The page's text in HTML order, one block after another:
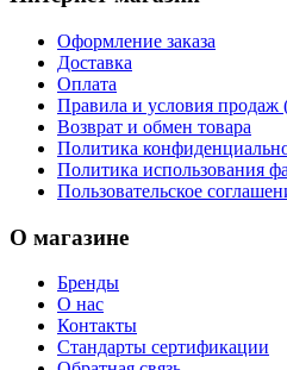
Оформление заказа
Доставка
Оплата
Правила и условия продаж
Возврат и обмен товара
Политика
Политика использования
Пользовательское
О магазине
Бренды
О нас
Контакты
Стандарты сертификации